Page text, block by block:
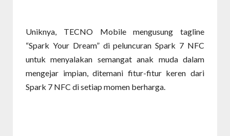
Uniknya, TECNO Mobile mengusung tagline
“Spark Your Dream” di peluncuran Spark 7 NFC
untuk menyalakan semangat anak muda dalam
mengejar impian, ditemani fitur-fitur keren dari
Spark 7 NFC di setiap momen berharga.